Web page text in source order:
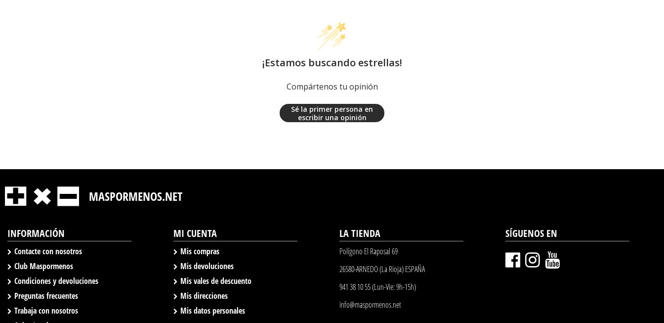
¡Estamos buscando estrellas!
Compártenos tu opinión
Sé la primer persona en
escribir una opinión
MASPORMENOS.NET
INFORMACIÓN
Contacte con nosotros
Club Maspormenos
Condiciones y devoluciones
Preguntas frecuentes
Trabaja con nosotros
MI CUENTA
Mis compras
Mis devoluciones
Mis vales de descuento
Mis direcciones
Mis datos personales
LA TIENDA
Polígono El Raposal 69
26580-ARNEDO (La Rioja) ESPAÑA
941 38 10 55 (Lun-Vie: 9h-15h)
info@maspormenos.net
SÍGUENOS EN